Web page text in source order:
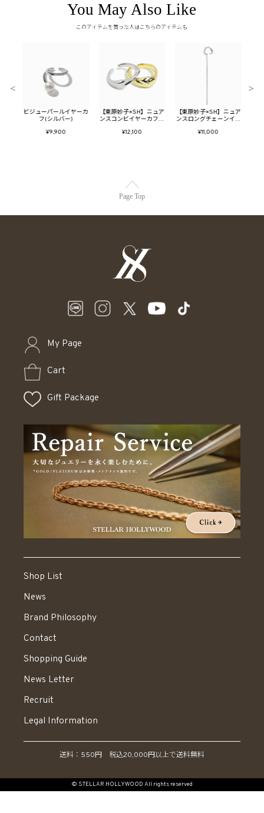
You May Also Like
このアイテムを買った人はこちらのアイテムも
ビジューパールイヤーカ
フ(シルバー)
¥9,900
【東原妙子×SH】ニュア
ンスコンビイヤーカフリ
¥12,100
【東原妙子×SH】ニュア
ンスロングチェーンイヤ
¥11,000
＜ ＞
Page Top
My Page
Cart
Gift Package
Shop List
News
Brand Philosophy
Contact
Shopping Guide
News Letter
Recruit
Legal Information
送料：550円 税込20,000円以上で送料無料
© STELLAR HOLLYWOOD All rights reserved